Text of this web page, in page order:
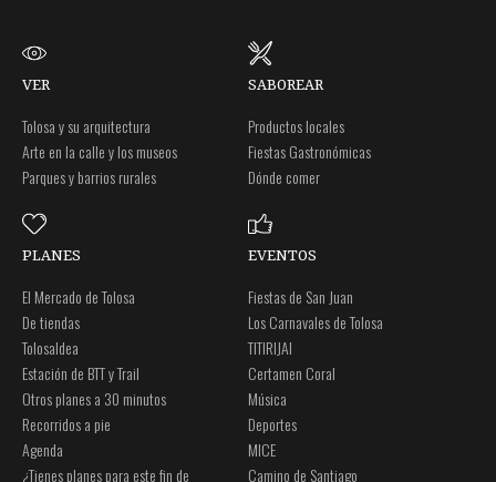
VER
Tolosa y su arquitectura
Arte en la calle y los museos
Parques y barrios rurales
SABOREAR
Productos locales
Fiestas Gastronómicas
Dónde comer
PLANES
El Mercado de Tolosa
De tiendas
Tolosaldea
Estación de BTT y Trail
Otros planes a 30 minutos
Recorridos a pie
Agenda
¿Tienes planes para este fin de
EVENTOS
Fiestas de San Juan
Los Carnavales de Tolosa
TITIRIJAI
Certamen Coral
Música
Deportes
MICE
Camino de Santiago